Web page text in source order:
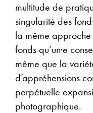
multitude de
singularité des
la même
fonds qu’un·e
même que la
d’appréhensions
perpétuelle
photographique.